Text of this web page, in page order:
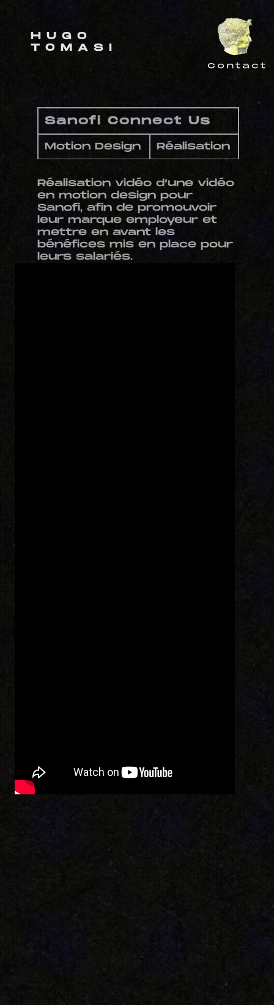
Contact
HUGO
TOMASI
Sanofi Connect Us
Motion Design Réalisation
Réalisation vidéo d’une vidéo
en motion design pour
Sanofi, afin de promouvoir
leur marque employeur et
mettre en avant les
bénéfices mis en place pour
leurs salariés.